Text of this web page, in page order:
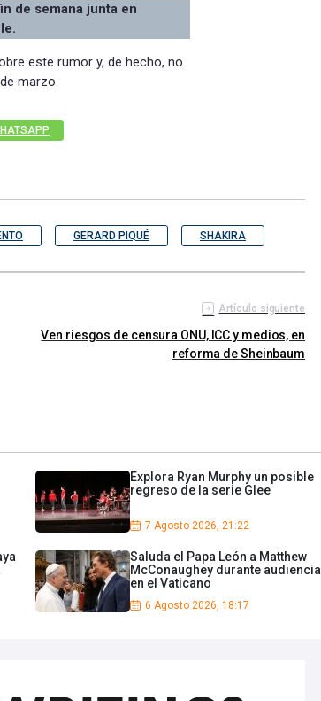
de semana junta en
este rumor y, de hecho, no
marzo.
GERARD PIQUÉ SHAKIRA
Artículo siguiente
Ven riesgos de censura ONU, ICC y medios, en
reforma de Sheinbaum
Explora Ryan Murphy un posible
regreso de la serie Glee
7 Agosto 2026, 21:22
Saluda el Papa León a Matthew
McConaughey durante audiencia
en el Vaticano
6 Agosto 2026, 18:17